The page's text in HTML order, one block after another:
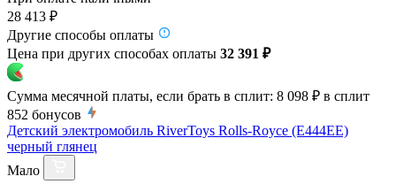
28 413 ₽
Другие способы оплаты
Цена при других способах оплаты 32 391 ₽
Сумма месячной платы, если брать в сплит: 8 098 ₽ в сплит
852 бонусов
Детский электромобиль RiverToys Rolls-Royce (E444EE)
черный глянец
Мало